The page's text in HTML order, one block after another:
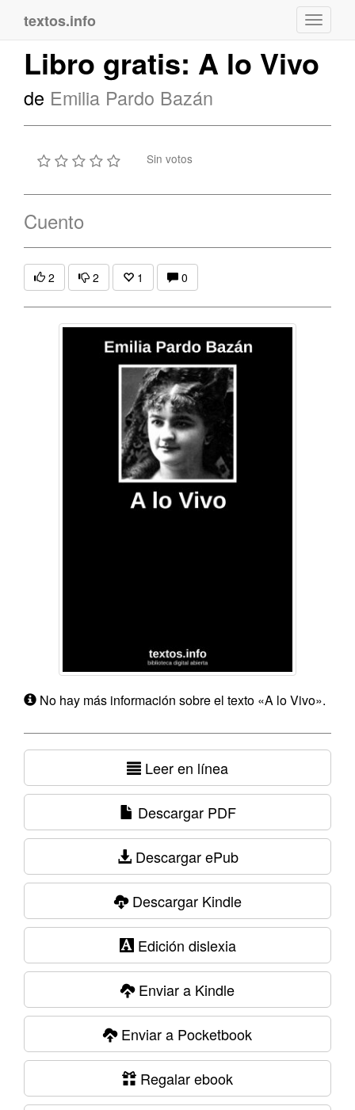
textos.info
Libro gratis: A lo Vivo
de Emilia Pardo Bazán
Sin votos
Cuento
2 2 1 0
No hay más información sobre el texto «A lo Vivo».
Leer en línea
Descargar PDF
Descargar ePub
Descargar Kindle
Edición dislexia
Enviar a Kindle
Enviar a Pocketbook
Regalar ebook